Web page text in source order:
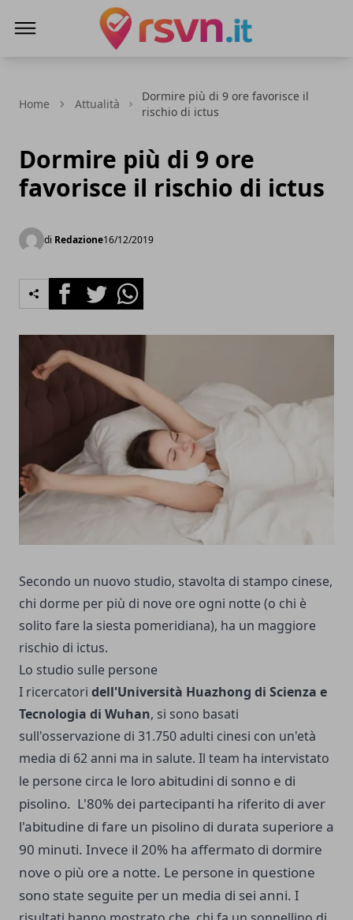
Home Attualità
Dormire più di 9 ore favorisce il
rischio di ictus
Dormire più di 9 ore
favorisce il rischio di ictus
di Redazione16/12/2019
FacebookTwitterWhatsapp
Secondo un nuovo studio, stavolta di stampo cinese,
chi dorme per più di nove ore ogni notte (o chi è
solito fare la siesta pomeridiana), ha un maggiore
rischio di ictus.
Lo studio sulle persone
I ricercatori dell'Università Huazhong di Scienza e
Tecnologia di Wuhan, si sono basati
sull'osservazione di 31.750 adulti cinesi con un'età
media di 62 anni ma in salute. Il team ha intervistato
le persone circa le loro abitudini di sonno e di
pisolino. L'80% dei partecipanti ha riferito di aver
l'abitudine di fare un pisolino di durata superiore a
90 minuti. Invece il 20% ha affermato di dormire
nove o più ore a notte. Le persone in questione
sono state seguite per un media di sei anni. I